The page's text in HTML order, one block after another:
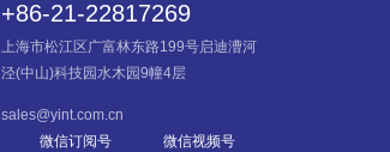
+86-21-22817269
上海市松江区广富林东路199号启迪漕河
泾(中山)科技园水木园9幢4层
sales@yint.com.cn
微信订阅号 微信视频号